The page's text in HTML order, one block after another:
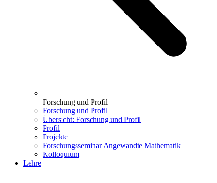
Forschung und Profil
Forschung und Profil
Übersicht: Forschung und Profil
Profil
Projekte
Forschungsseminar Angewandte Mathematik
Kolloquium
Lehre